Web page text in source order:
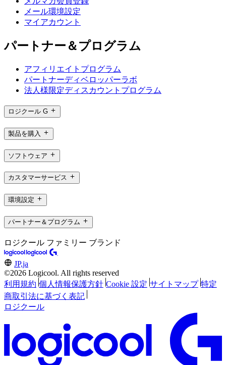
メール環境設定
マイアカウント
パートナー＆プログラム
アフィリエイトプログラム
パートナーディベロッパーラボ
法人様限定ディスカウントプログラム
ロジクール G
製品を購入
ソフトウェア
カスタマーサービス
環境設定
パートナー＆プログラム
ロジクール ファミリー ブランド
JP,ja
©2026 Logicool. All rights reserved
利用規約 個人情報保護方針 Cookie 設定 サイトマップ 特定
商取引法に基づく表記
ロジクール